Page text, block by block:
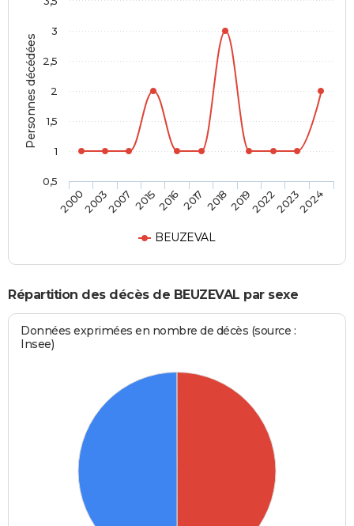
Personnes décédées
BEUZEVAL
200020032007 201520162017 20182019202220232024
0,5
1
1,5
2
2,5
3
Répartition des décès de BEUZEVAL par sexe
Données exprimées en nombre de décès (source :
Insee)